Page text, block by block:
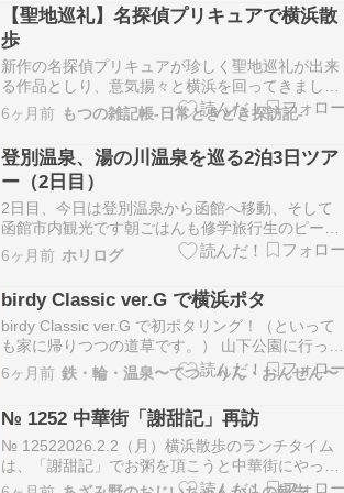
【聖地巡礼】名探偵プリキュアで横浜散
歩
新作の名探偵プリキュアが珍しく聖地巡礼が出来
る作品としり、意気揚々と横浜を回ってきまし
た。もしかするともしかしなくても過去の横浜を
詳しく描写してくれるんじゃないかなと楽しみに
しております。女児向けアニメに何を期待するん
だって話ですが。 名探偵プリキュアは横浜が
台 よこ…
6ヶ月前 もつの雑記帳-日常ときどき探訪記-
登別温泉、湯の川温泉を巡る2泊3日ツア
ー（2日目）
2日目、今日は登別温泉から函館へ移動、そして
函館市内観光です朝ごはんも修学旅行生のピーク
を避けて何とか頂き、出発します寒波襲来でとこ
ろどころ雪は降りますが、2時間半ほどかけて函
館まで移動しましたバスの中、缶ビール プシュッ
といきたいところですが、トイレの不安と戦うの
も面倒なので、…
6ヶ月前 ホリログ
birdy Classic ver.G で横浜ポタ
birdy Classic ver.G で初ポタリング！（といって
も家に帰りつつの道草です。） 山下公園に行って
見ると、「TRAIN STATION」？ その言葉にすぐ
反応してしまいますが、スケートリンク等も設置
された冬イベントが開催されていて、ロードトレ
インが走っているようです…
6ヶ月前 鉄・輪・温泉〜てつ・りん・おんせん〜
№ 1252 中華街「謝甜記」再訪
№ 12522026.2.2（月）横浜散歩のランチタイム
は、「謝甜記」でお粥を頂こうと中華街にやって
来ました。山下公園や赤レンガ倉庫辺りは、平日